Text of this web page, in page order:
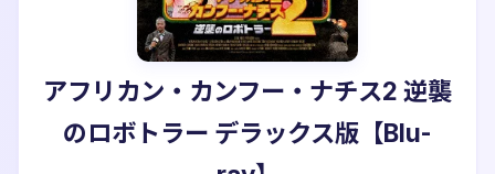
アフリカン・カンフー・ナチス2 逆襲
のロボトラー デラックス版【Blu-